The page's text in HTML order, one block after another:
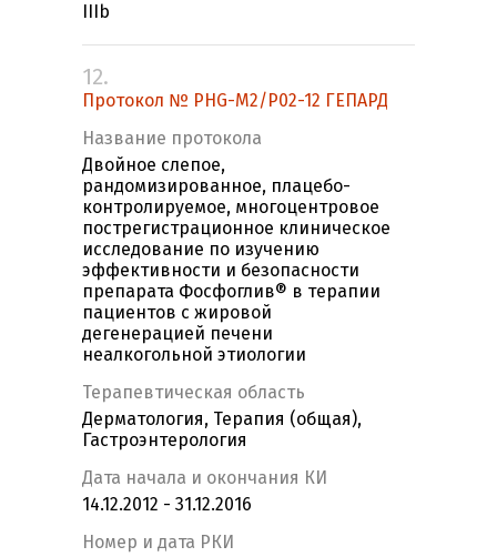
IIIb
12.
Протокол № PHG-M2/P02-12 ГЕПАРД
Название протокола
Двойное слепое,
рандомизированное, плацебо-
контролируемое, многоцентровое
пострегистрационное клиническое
исследование по изучению
эффективности и безопасности
препарата Фосфоглив® в терапии
пациентов с жировой
дегенерацией печени
неалкогольной этиологии
Терапевтическая область
Дерматология, Терапия (общая),
Гастроэнтерология
Дата начала и окончания КИ
14.12.2012 - 31.12.2016
Номер и дата РКИ